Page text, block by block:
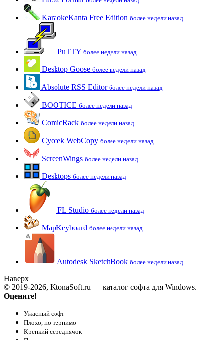
KaraokeKanta Free Edition более недели назад
PuTTY более недели назад
Desktop Goose более недели назад
Absolute RSS Editor более недели назад
BOOTICE более недели назад
ComicRack более недели назад
Cyotek WebCopy более недели назад
ScreenWings более недели назад
Desktops более недели назад
FL Studio более недели назад
MapKeyboard более недели назад
Autodesk SketchBook более недели назад
Наверх
© 2019-2026, KtonaSoft.ru — каталог софта для Windows.
Оцените!
Ужасный софт
Плохо, но терпимо
Крепкий середнячок